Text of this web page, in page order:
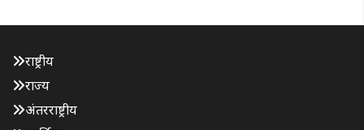
राष्ट्रीय
राज्य
अंतरराष्ट्रीय